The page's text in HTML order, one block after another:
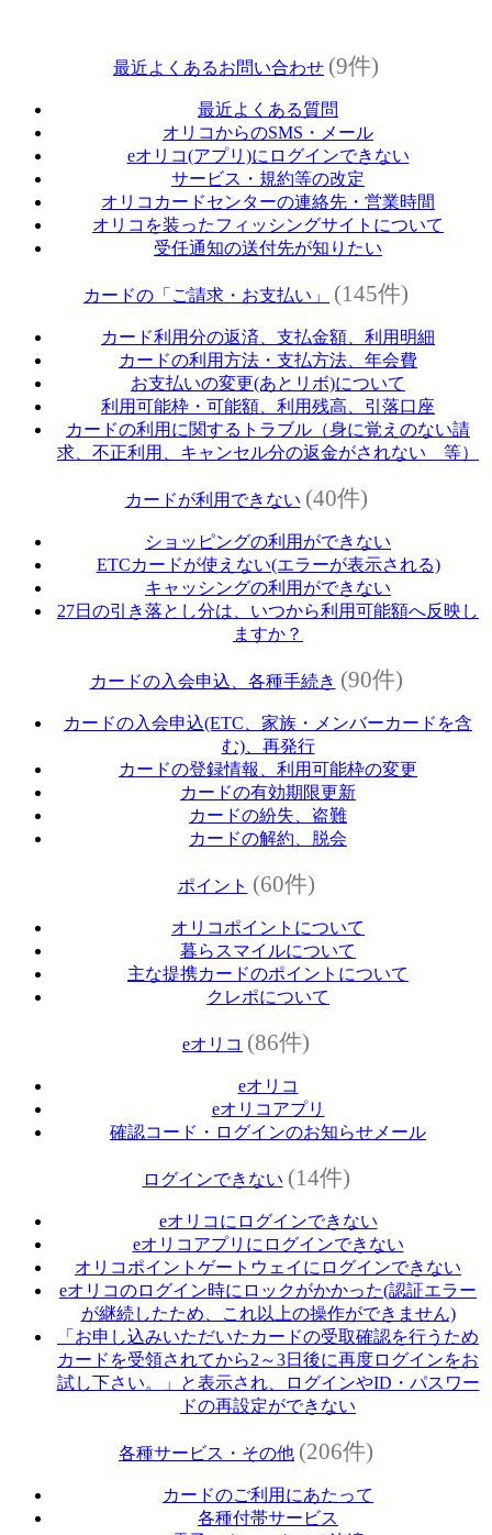
最近よくあるお問い合わせ (9件)
最近よくある質問
オリコからのSMS・メール
eオリコ(アプリ)にログインできない
サービス・規約等の改定
オリコカードセンターの連絡先・営業時間
オリコを装ったフィッシングサイトについて
受任通知の送付先が知りたい
カードの「ご請求・お支払い」 (145件)
カード利用分の返済、支払金額、利用明細
カードの利用方法・支払方法、年会費
お支払いの変更(あとリボ)について
利用可能枠・可能額、利用残高、引落口座
カードの利用に関するトラブル（身に覚えのない請
求、不正利用、キャンセル分の返金がされない 等）
カードが利用できない (40件)
ショッピングの利用ができない
ETCカードが使えない(エラーが表示される)
キャッシングの利用ができない
27日の引き落とし分は、いつから利用可能額へ反映し
ますか？
カードの入会申込、各種手続き (90件)
カードの入会申込(ETC、家族・メンバーカードを含
む)、再発行
カードの登録情報、利用可能枠の変更
カードの有効期限更新
カードの紛失、盗難
カードの解約、脱会
ポイント (60件)
オリコポイントについて
暮らスマイルについて
主な提携カードのポイントについて
クレポについて
eオリコ (86件)
eオリコ
eオリコアプリ
確認コード・ログインのお知らせメール
ログインできない (14件)
eオリコにログインできない
eオリコアプリにログインできない
オリコポイントゲートウェイにログインできない
eオリコのログイン時にロックがかかった(認証エラー
が継続したため、これ以上の操作ができません)
「お申し込みいただいたカードの受取確認を行うため
カードを受領されてから2～3日後に再度ログインをお
試し下さい。」と表示され、ログインやID・パスワー
ドの再設定ができない
各種サービス・その他 (206件)
カードのご利用にあたって
各種付帯サービス